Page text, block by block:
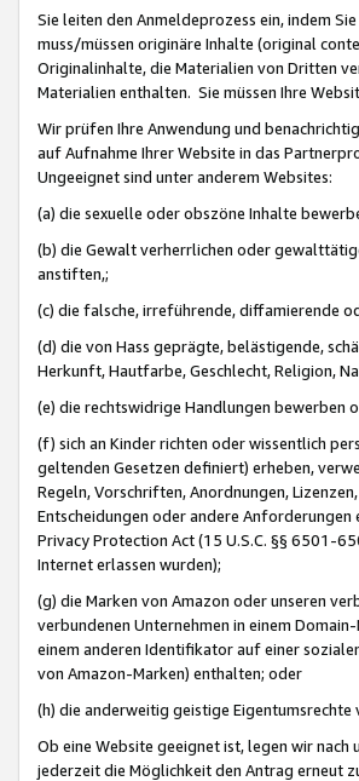
Sie leiten den Anmeldeprozess ein, indem
muss/müssen originäre Inhalte (original
Originalinhalte, die Materialien von Dritten
Materialien enthalten. Sie müssen Ihre
Wir prüfen Ihre Anwendung und
auf Aufnahme Ihrer Website in das
Ungeeignet sind unter anderem Websites:
(a) die sexuelle oder obszöne Inhalte
(b) die Gewalt verherrlichen oder
anstiften,;
(c) die falsche, irreführende, diffamierende
(d) die von Hass geprägte, belästigende,
Herkunft, Hautfarbe, Geschlecht, Religion,
(e) die rechtswidrige Handlungen bewerben
(f) sich an Kinder richten oder wissentlich
geltenden Gesetzen definiert) erheben,
Regeln, Vorschriften, Anordnungen,
Entscheidungen oder andere
Privacy Protection Act (15 U.S.C. §§ 6501-
Internet erlassen wurden);
(g) die Marken von Amazon oder unseren
verbundenen Unternehmen in einem
einem anderen Identifikator auf einer
von Amazon-Marken) enthalten; oder
(h) die anderweitig geistige Eigentumsrechte
Ob eine Website geeignet ist, legen wir
jederzeit die Möglichkeit den Antrag erneut